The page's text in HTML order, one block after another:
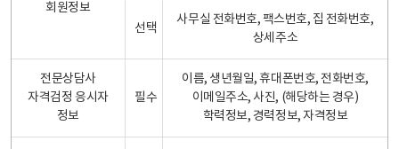
회원정보
선택
사무실 전화번호, 팩스번호, 집 전화번호,
상세주소
전문상담사
자격검정 응시자
정보
필수
이름, 생년월일, 휴대폰번호, 전화번호,
이메일주소, 사진, (해당하는 경우)
학력정보, 경력정보, 자격정보